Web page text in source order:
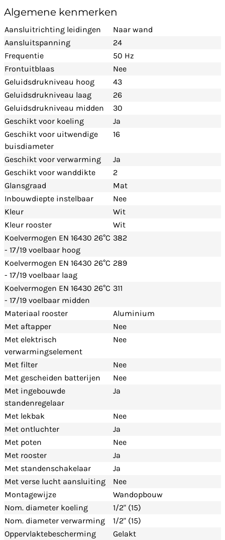
Algemene kenmerken
Aansluitrichting leidingen
Naar wand
Aansluitspanning
24
Frequentie
50 Hz
Frontuitblaas
Nee
Geluidsdrukniveau hoog
43
Geluidsdrukniveau laag
26
Geluidsdrukniveau midden
30
Geschikt voor koeling
Ja
Geschikt voor uitwendige
buisdiameter
16
Geschikt voor verwarming
Ja
Geschikt voor wanddikte
2
Glansgraad
Mat
Inbouwdiepte instelbaar
Nee
Kleur
Wit
Kleur rooster
Wit
Koelvermogen EN 16430 26°C
- 17/19 voelbaar hoog
382
Koelvermogen EN 16430 26°C
- 17/19 voelbaar laag
289
Koelvermogen EN 16430 26°C
- 17/19 voelbaar midden
311
Materiaal rooster
Aluminium
Met aftapper
Nee
Met elektrisch
verwarmingselement
Nee
Met filter
Nee
Met gescheiden batterijen
Nee
Met ingebouwde
standenregelaar
Ja
Met lekbak
Nee
Met ontluchter
Ja
Met poten
Nee
Met rooster
Ja
Met standenschakelaar
Ja
Met verse lucht aansluiting
Nee
Montagewijze
Wandopbouw
Nom. diameter koeling
1/2" (15)
Nom. diameter verwarming
1/2" (15)
Oppervlaktebescherming
Gelakt